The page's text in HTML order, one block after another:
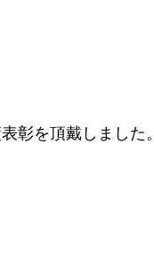
彰を頂戴しました。